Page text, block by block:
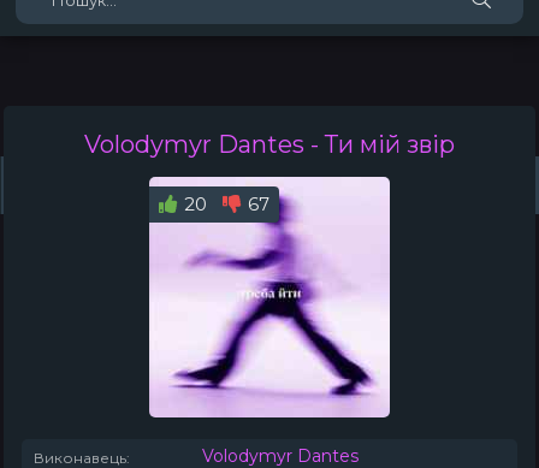
Топ 100
Volodymyr Dantes - Ти мій звір
20 67
Виконавець: Volodymyr Dantes